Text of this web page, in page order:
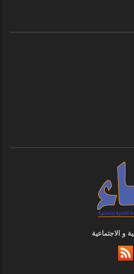
و الاجتماعية